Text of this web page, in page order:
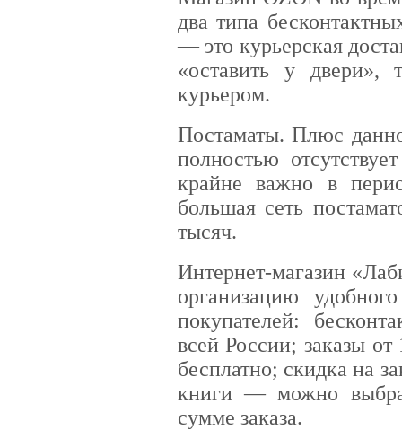
два типа
— это курьерская
«оставить у двери»,
курьером.
Постаматы. Плюс
полностью
крайне важно в
большая сеть
тысяч.
Интернет-магазин
организацию
покупателей:
всей России; заказы
бесплатно; скидка на
книги — можно
сумме заказа.